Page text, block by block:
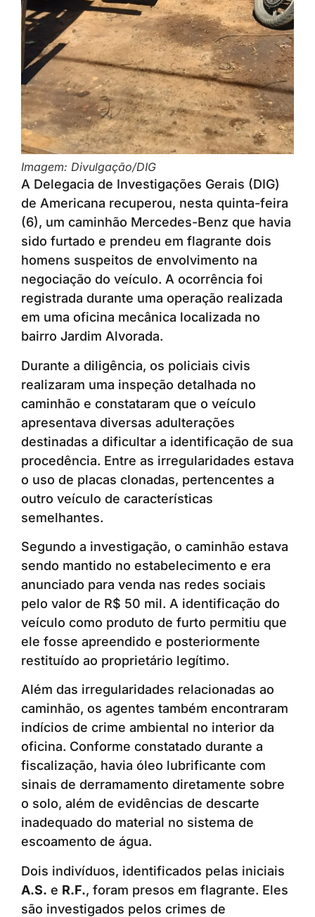
Imagem: Divulgação/DIG
A Delegacia de Investigações Gerais (DIG)
de Americana recuperou, nesta quinta-feira
(6), um caminhão Mercedes-Benz que havia
sido furtado e prendeu em flagrante dois
homens suspeitos de envolvimento na
negociação do veículo. A ocorrência foi
registrada durante uma operação realizada
em uma oficina mecânica localizada no
bairro Jardim Alvorada.
Durante a diligência, os policiais civis
realizaram uma inspeção detalhada no
caminhão e constataram que o veículo
apresentava diversas adulterações
destinadas a dificultar a identificação de sua
procedência. Entre as irregularidades estava
o uso de placas clonadas, pertencentes a
outro veículo de características
semelhantes.
Segundo a investigação, o caminhão estava
sendo mantido no estabelecimento e era
anunciado para venda nas redes sociais
pelo valor de R$ 50 mil. A identificação do
veículo como produto de furto permitiu que
ele fosse apreendido e posteriormente
restituído ao proprietário legítimo.
Além das irregularidades relacionadas ao
caminhão, os agentes também encontraram
indícios de crime ambiental no interior da
oficina. Conforme constatado durante a
fiscalização, havia óleo lubrificante com
sinais de derramamento diretamente sobre
o solo, além de evidências de descarte
inadequado do material no sistema de
escoamento de água.
Dois indivíduos, identificados pelas iniciais
A.S. e R.F., foram presos em flagrante. Eles
são investigados pelos crimes de